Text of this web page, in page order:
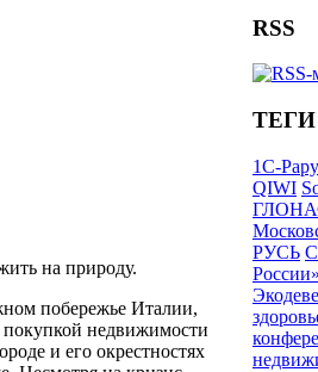
на природу.
побережье Италии,
покупкой недвижимости
и его окрестностях
RSS
ТЕГИ
1С-
QIWI
РУСЬ